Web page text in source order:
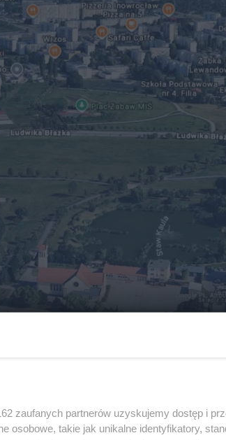
firma DR
37, a pięter ma być cztery.
zaufanych partnerów uzyskujemy dostęp i
osobowe, takie jak unikalne identyfikatory,